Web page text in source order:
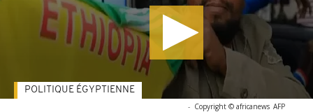
- Copyright © africanews AFP
POLITIQUE ÉGYPTIENNE